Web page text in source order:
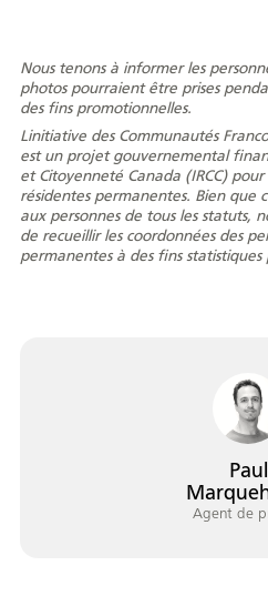
Portrait
Nous tenons à informer les
photos pourraient être prises
des fins promotionnelles.
Linitiative des Communautés
est un projet gouvernemental
et Citoyenneté Canada (IRCC)
résidentes permanentes. Bien que
aux personnes de tous les statuts,
de recueillir les coordonnées des
permanentes à des fins
Paul
Agent de